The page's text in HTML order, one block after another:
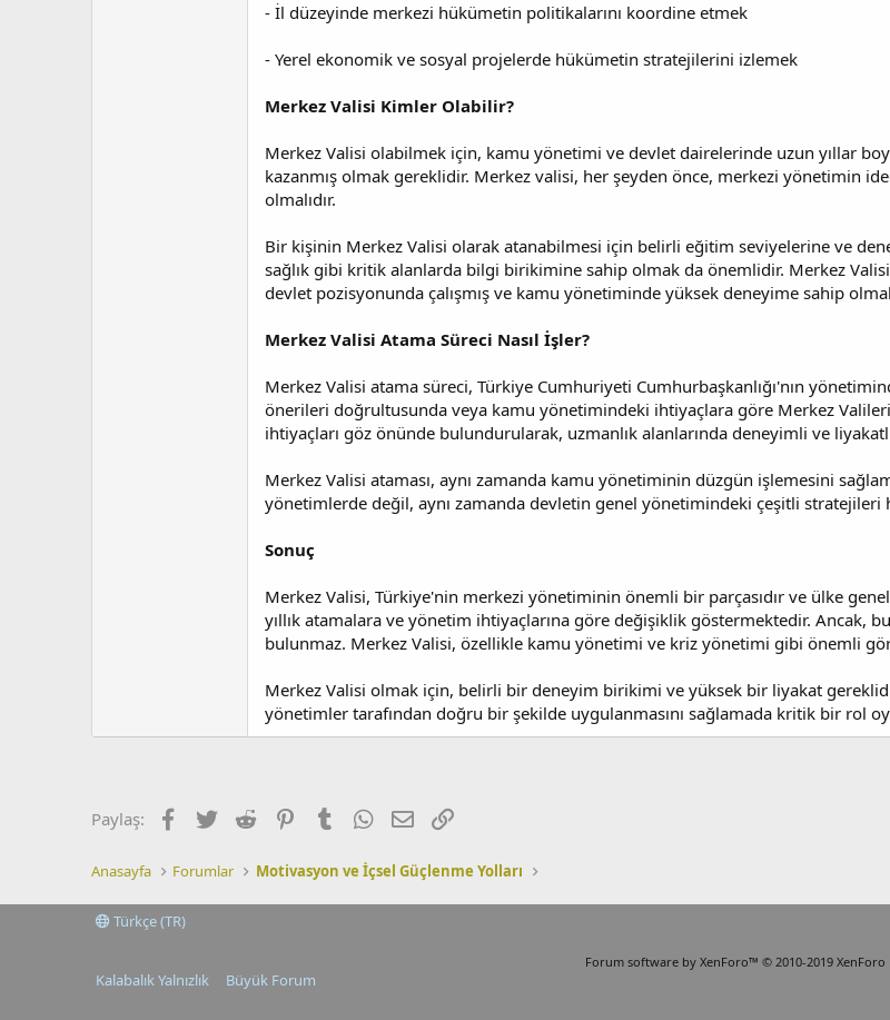
- İl düzeyinde merkezi hükümetin politikalarını koordine etmek
- Yerel ekonomik ve sosyal projelerde hükümetin stratejilerini izlemek
Merkez Valisi Kimler Olabilir?
Merkez Valisi olabilmek için, kamu yönetimi ve devlet dairelerinde uzun yıllar
kazanmış olmak gereklidir. Merkez valisi, her şeyden önce, merkezi yönetimin
olmalıdır.
Bir kişinin Merkez Valisi olarak atanabilmesi için belirli eğitim seviyelerine ve
sağlık gibi kritik alanlarda bilgi birikimine sahip olmak da önemlidir. Merkez
devlet pozisyonunda çalışmış ve kamu yönetiminde yüksek deneyime sahip
Merkez Valisi Atama Süreci Nasıl İşler?
Merkez Valisi atama süreci, Türkiye Cumhuriyeti Cumhurbaşkanlığı'nın
önerileri doğrultusunda veya kamu yönetimindeki ihtiyaçlara göre Merkez
ihtiyaçları göz önünde bulundurularak, uzmanlık alanlarında deneyimli ve
Merkez Valisi ataması, aynı zamanda kamu yönetiminin düzgün işlemesini
yönetimlerde değil, aynı zamanda devletin genel yönetimindeki çeşitli
Sonuç
Merkez Valisi, Türkiye'nin merkezi yönetiminin önemli bir parçasıdır ve ülke
yıllık atamalara ve yönetim ihtiyaçlarına göre değişiklik göstermektedir. Ancak, bu
bulunmaz. Merkez Valisi, özellikle kamu yönetimi ve kriz yönetimi gibi önemli
Merkez Valisi olmak için, belirli bir deneyim birikimi ve yüksek bir liyakat
yönetimler tarafından doğru bir şekilde uygulanmasını sağlamada kritik bir rol
Paylaş: Facebook
TwitterReddit PinterestTumblrWhatsApp
E-postaLink
Anasayfa Forumlar Motivasyon ve İçsel Güçlenme Yolları
Türkçe (TR)
Forum software by XenForo™ © 2010-2019 XenForo
Kalabalık Yalnızlık Büyük Forum